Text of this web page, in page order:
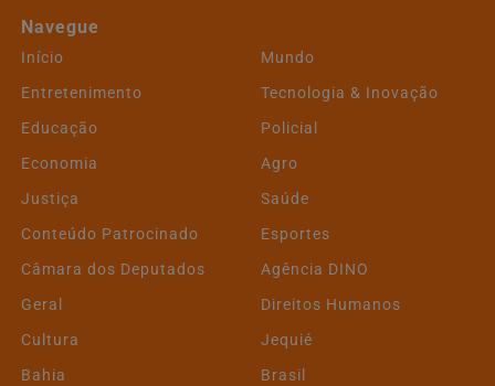
Navegue
Início
Mundo
Entretenimento
Tecnologia & Inovação
Educação
Policial
Economia
Agro
Justiça
Saúde
Conteúdo Patrocinado
Esportes
Câmara dos Deputados
Agência DINO
Geral
Direitos Humanos
Cultura
Jequié
Bahia
Brasil